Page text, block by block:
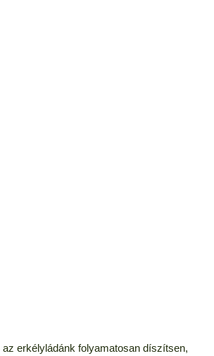
erkélyládánk folyamatosan díszítsen,